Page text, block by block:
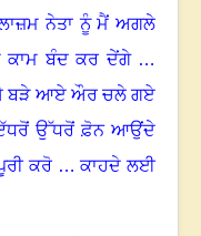
ਨੇਤਾ ਨੂੰ ਮੈਂ ਅਗਲੇ
ਕਾਮ ਬੰਦ ਕਰ ਦੇਂਗੇ …
ਬੜੇ ਆਏ ਔਰ ਚਲੇ ਗਏ
ਉੱਧਰੋਂ ਫ਼ੋਨ ਆਉਂਦੇ
ਕਰੋ … ਕਾਹਦੇ ਲਈ